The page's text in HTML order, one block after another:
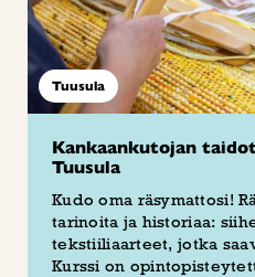
Tuusula
Kankaankutojan
Tuusula
Kudo oma räsymattosi!
tarinoita ja historiaa:
tekstiiliaarteet, jotka
Kurssi on